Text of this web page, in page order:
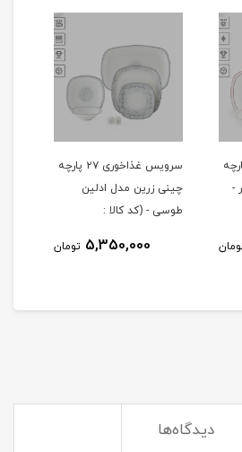
۲۷ پارچه
-
سرویس غذاخوری ۲۷ پارچه
چینی زرین مدل ادلین
طوسی - (کد کالا :
5,350,000 تومان
دیدگاه‌ها